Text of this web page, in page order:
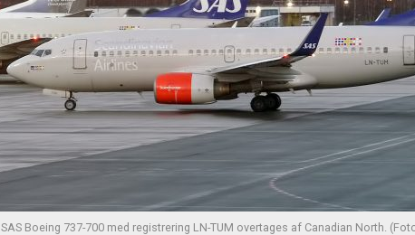
SAS Boeing 737-700 med registrering LN-TUM overtages af Canadian North.